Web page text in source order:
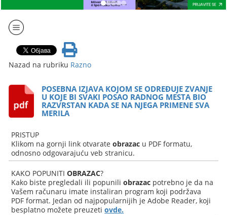
Nazad na rubriku Razno
POSEBNA IZJAVA KOJOM SE ODREĐUJE ZVANJE
U KOJE BI SVAKI POSAO RADNOG MESTA BIO
RAZVRSTAN KADA SE NA NJEGA PRIMENE SVA
MERILA
PRISTUP
Klikom na gornji link otvarateobrazac u PDF formatu,
odnosno odgovarajuću veb stranicu.
KAKO POPUNITIOBRAZAC?
Kako biste pregledali ili popuniliobrazac potrebno je da na
Vašem računaru imate instaliran program koji podržava
PDF format. Jedan od najpopularnijih je Adobe Reader, koji
besplatno možete preuzetiovde.